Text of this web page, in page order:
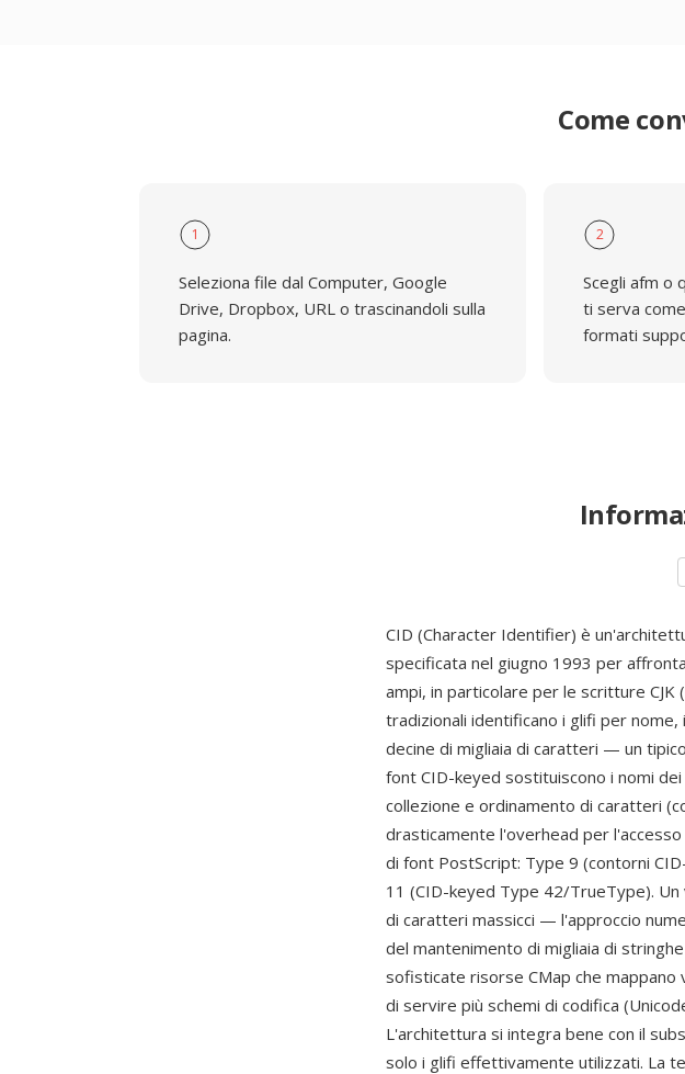
Come
1
Seleziona file dal Computer, Google
Drive, Dropbox, URL o trascinandoli sulla
pagina.
2
Scegli afm o
ti serva
formati
CID (Character Identifier) è
specificata nel giugno 1993 per
ampi, in particolare per le scritture
tradizionali identificano i glifi per
decine di migliaia di caratteri — un
font CID-keyed sostituiscono i nomi
collezione e ordinamento di caratteri
drasticamente l'overhead per
di font PostScript: Type 9 (contorni
11 (CID-keyed Type 42/TrueType).
di caratteri massicci — l'approccio
del mantenimento di migliaia di
sofisticate risorse CMap che
di servire più schemi di codifica
L'architettura si integra bene con il
solo i glifi effettivamente utilizzati. La